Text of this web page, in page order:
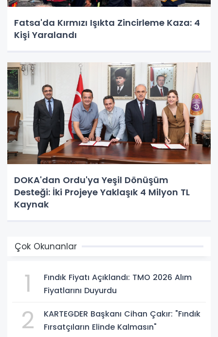
Fatsa'da Kırmızı Işıkta Zincirleme Kaza: 4
Kişi Yaralandı
DOKA'dan Ordu'ya Yeşil Dönüşüm
Desteği: İki Projeye Yaklaşık 4 Milyon TL
Kaynak
Çok Okunanlar
1
Fındık Fiyatı Açıklandı: TMO 2026 Alım
Fiyatlarını Duyurdu
2
KARTEGDER Başkanı Cihan Çakır: "Fındık
Fırsatçıların Elinde Kalmasın"